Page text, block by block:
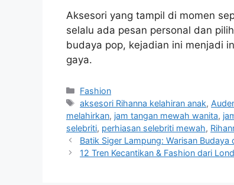
Aksesori yang tampil di momen
selalu ada pesan personal dan
budaya pop, kejadian ini menjadi
gaya.
Categories
Fashion
Tags
aksesori Rihanna kelahiran anak,
melahirkan, jam tangan mewah wanita,
selebriti, perhiasan selebriti mewah,
Batik Siger Lampung: Warisan
12 Tren Kecantikan & Fashion dari